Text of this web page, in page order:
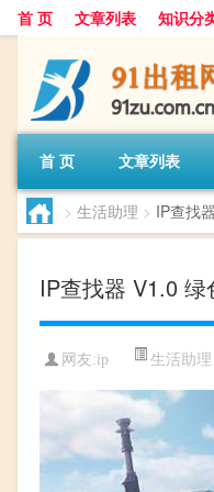
首 页 文章列表 知识分
首 页 文章列表
> 生活助理 > IP查找
IP查找器 V1.0 绿
网友:ip 生活助理